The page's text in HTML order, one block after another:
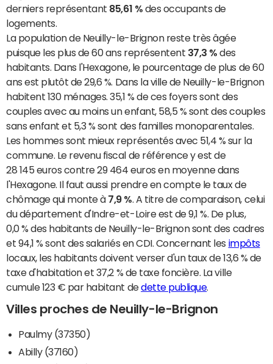
derniers représentant 85,61 % des occupants de
logements.
La population de Neuilly-le-Brignon reste très âgée
puisque les plus de 60 ans représentent 37,3 % des
habitants. Dans l'Hexagone, le pourcentage de plus de 60
ans est plutôt de 29,6 %. Dans la ville de Neuilly-le-Brignon
habitent 130 ménages. 35,1 % de ces foyers sont des
couples avec au moins un enfant, 58,5 % sont des couples
sans enfant et 5,3 % sont des familles monoparentales.
Les hommes sont mieux représentés avec 51,4 % sur la
commune. Le revenu fiscal de référence y est de
28 145 euros contre 29 464 euros en moyenne dans
l'Hexagone. Il faut aussi prendre en compte le taux de
chômage qui monte à 7,9 % . A titre de comparaison, celui
du département d'Indre-et-Loire est de 9,1 %. De plus,
0,0 % des habitants de Neuilly-le-Brignon sont des cadres
et 94,1 % sont des salariés en CDI. Concernant les impôts
locaux, les habitants doivent verser d'un taux de 13,6 % de
taxe d'habitation et 37,2 % de taxe foncière. La ville
cumule 123 € par habitant dedette publique.
Villes proches de Neuilly-le-Brignon
Paulmy (37350)
Abilly (37160)